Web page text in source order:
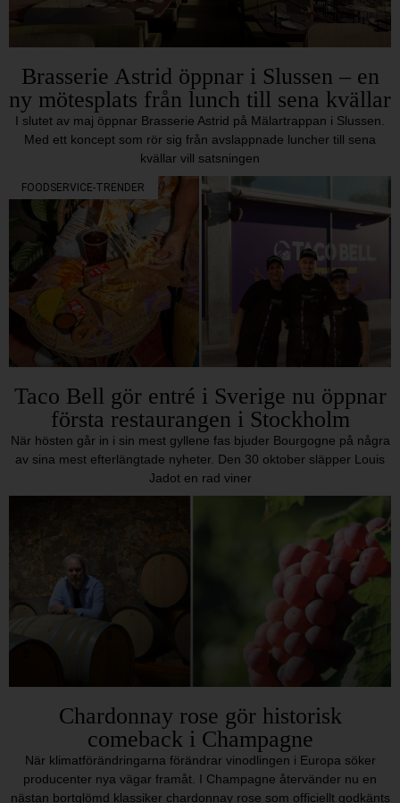
Brasserie Astrid öppnar i Slussen – en
ny mötesplats från lunch till sena kvällar
I slutet av maj öppnar Brasserie Astrid på Mälartrappan i Slussen.
Med ett koncept som rör sig från avslappnade luncher till sena
kvällar vill satsningen
FOODSERVICE-TRENDER
Taco Bell gör entré i Sverige nu öppnar
första restaurangen i Stockholm
När hösten går in i sin mest gyllene fas bjuder Bourgogne på några
av sina mest efterlängtade nyheter. Den 30 oktober släpper Louis
Jadot en rad viner
Chardonnay rose gör historisk
comeback i Champagne
När klimatförändringarna förändrar vinodlingen i Europa söker
producenter nya vägar framåt. I Champagne återvänder nu en
nästan bortglömd klassiker chardonnay rose som officiellt godkänts